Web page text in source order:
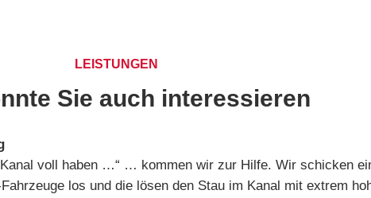
LEISTUNGEN
Sie auch interessieren
Kanal voll haben …“ … kommen wir zur Hilfe. Wir schicken
los und die lösen den Stau im Kanal mit extrem